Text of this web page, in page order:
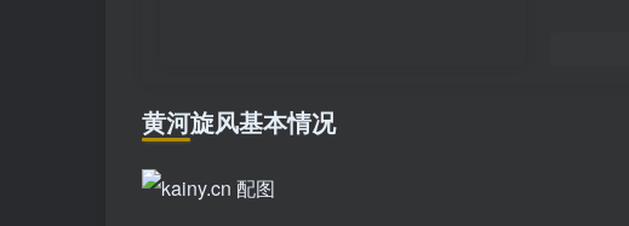
黄河旋风基本情况